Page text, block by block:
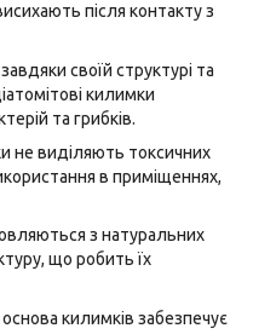
після контакту з
своїй структурі та
килимки
та грибків.
не виділяють токсичних
в приміщеннях,
з натуральних
що робить їх
килимків забезпечує